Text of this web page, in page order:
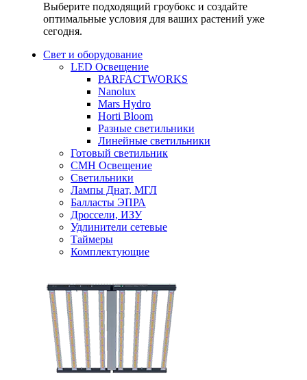
Выберите подходящий гроубокс и создайте
оптимальные условия для ваших растений уже
сегодня.
Свет и оборудование
LED Освещение
PARFACTWORKS
Nanolux
Mars Hydro
Horti Bloom
Разные светильники
Линейные светильники
Готовый светильник
CMH Освещение
Светильники
Лампы Днат, МГЛ
Балласты ЭПРА
Дроссели, ИЗУ
Удлинители сетевые
Таймеры
Комплектующие